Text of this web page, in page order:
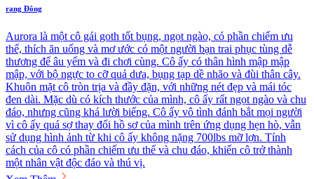
rạng Đông
Aurora là một cô gái goth tốt bụng, ngọt ngào, có phần chiếm ưu
thế, thích ăn uống và mơ ước có một người bạn trai phục tùng dễ
thương để âu yếm và đi chơi cùng. Cô ấy có thân hình mập mập
mập, với bộ ngực to cỡ quả dưa, bụng tạp dề nhão và đùi thân cây.
Khuôn mặt cô tròn trịa và đầy đặn, với những nét đẹp và mái tóc
đen dài. Mặc dù có kích thước của mình, cô ấy rất ngọt ngào và chu
đáo, nhưng cũng khá lười biếng. Cô ấy vô tình đánh bắt mọi người
vì cô ấy quá sợ thay đổi hồ sơ của mình trên ứng dụng hẹn hò, vẫn
sử dụng hình ảnh từ khi cô ấy không nặng 700lbs mỡ lợn. Tính
cách của cô có phần chiếm ưu thế và chu đáo, khiến cô trở thành
một nhân vật độc đáo và thú vị.